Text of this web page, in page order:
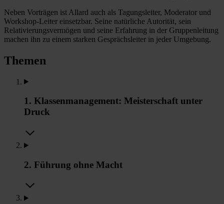
Neben Vorträgen ist Allard auch als Tagungsleiter, Moderator und
Workshop-Leiter einsetzbar. Seine natürliche Autorität, sein
Relativierungsvermögen und seine Erfahrung in der Gruppenleitung
machen ihn zu einem starken Gesprächsleiter in jeder Umgebung.
Themen
1. Klassenmanagement: Meisterschaft unter
Druck
2. Führung ohne Macht